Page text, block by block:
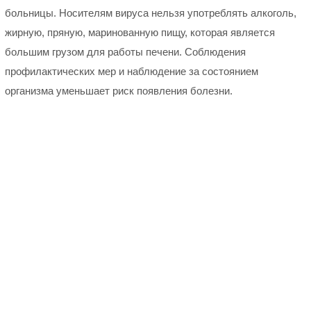
больницы. Носителям вируса нельзя употреблять алкоголь,
жирную, пряную, маринованную пищу, которая является
большим грузом для работы печени. Соблюдения
профилактических мер и наблюдение за состоянием
организма уменьшает риск появления болезни.